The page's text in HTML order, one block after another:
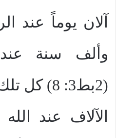
آلان يوماً عند
وألف سنة
(2بط3: 8) كل تلك
الآلاف عند